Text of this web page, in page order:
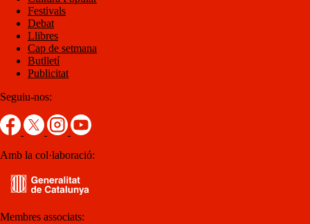
Festivals
Debat
Llibres
Cap de setmana
Butlletí
Publicitat
Seguiu-nos:
Amb la col·laboració:
Membres associats: